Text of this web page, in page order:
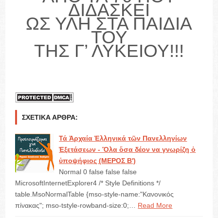
ΔΙΔΑΣΚΕΙ
ΩΣ ΥΛΗ ΣΤΑ ΠΑΙΔΙΑ
ΤΟΥ
ΤΗΣ Γ’ ΛΥΚΕΙΟΥ!!!
ΣΧΕΤΙΚΆ ΆΡΘΡΑ:
Τά Ἀρχαία Ἑλληνικά τῶν Πανελληνίων
Ἐξετάσεων - Ὅλα ὅσα δέον να γνωρίζη ὁ
ὑποψήφιος (ΜΕΡΟΣ B')
Normal 0 false false false
MicrosoftInternetExplorer4 /* Style Definitions */
table.MsoNormalTable {mso-style-name:"Κανονικός
πίνακας"; mso-tstyle-rowband-size:0;…
Read More